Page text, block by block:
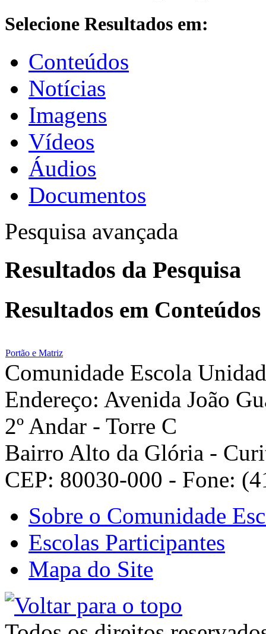
Selecione Resultados em:
Conteúdos
Notícias
Imagens
Vídeos
Áudios
Documentos
Pesquisa avançada
Resultados da Pesquisa
Resultados em Conteúdos
Portão e Matriz
Comunidade Escola
Endereço: Avenida João
2º Andar - Torre C
Bairro Alto da Glória -
CEP: 80030-000 - Fone:
Sobre o Comunidade
Escolas Participantes
Mapa do Site